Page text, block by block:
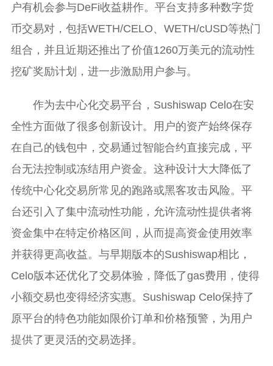
户有机会参与DeFi收益耕作。平台支持多种数字货
币交易对，包括WETH/CELO、WETH/cUSD等热门
组合，并且近期还推出了价值1260万美元的流动性
挖矿奖励计划，进一步激励用户参与。
作为去中心化交易平台，Sushiswap Celo在安
全性方面做了很多创新设计。用户的资产始终保存
在自己的钱包中，交易通过智能合约直接完成，平
台无法控制或冻结用户资金。这种设计大大降低了
传统中心化交易所常见的跑路或黑客攻击风险。平
台还引入了集中流动性功能，允许流动性提供者将
资金集中在特定价格区间，从而提高资金使用效率
并获得更高收益。与早期版本的Sushiswap相比，
Celo版本还优化了交易体验，降低了gas费用，使得
小额交易也变得经济实惠。Sushiswap Celo保持了
原平台的特色功能如限价订单和价格预警，为用户
提供了更灵活的交易选择。